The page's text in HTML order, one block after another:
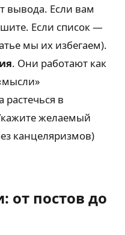
вывода. Если вам
Если список —
мы их избегаем).
. Они работают как
растечься в
желаемый
канцеляризмов)
от постов до